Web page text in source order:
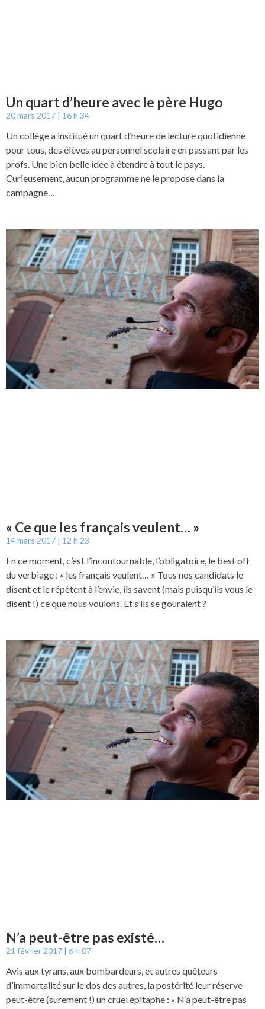
Un quart d’heure avec le père Hugo
20 mars 2017 16 h 34
Un collège a institué un quart d’heure de lecture quotidienne
pour tous, des élèves au personnel scolaire en passant par les
profs. Une bien belle idée à étendre à tout le pays.
Curieusement, aucun programme ne le propose dans la
campagne…
« Ce que les français veulent… »
14 mars 2017 12 h 23
En ce moment, c’est l’incontournable, l’obligatoire, le best off
du verbiage : « les français veulent… » Tous nos candidats le
disent et le répètent à l’envie, ils savent (mais puisqu’ils vous le
disent !) ce que nous voulons. Et s’ils se gouraient ?
N’a peut-être pas existé…
21 février 2017 6 h 07
Avis aux tyrans, aux bombardeurs, et autres quêteurs
d’immortalité sur le dos des autres, la postérité leur réserve
peut-être (surement !) un cruel épitaphe : « N’a peut-être pas